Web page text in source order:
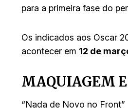
para a primeira fase do
Os indicados aos Oscar
acontecer em 12 de
MAQUIAGEM
“Nada de Novo no Front”